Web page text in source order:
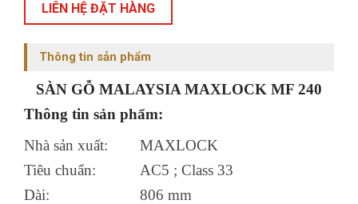
LIÊN HỆ ĐẶT HÀNG
Thông tin sản phẩm
SÀN GỖ MALAYSIA MAXLOCK MF 240
Thông tin sản phẩm:
Nhà sản xuất:
MAXLOCK
Tiêu chuẩn:
AC5 ; Class 33
Dài:
806 mm